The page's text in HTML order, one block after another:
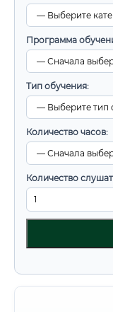
Программа
Тип обучения:
Количество часов:
Количество